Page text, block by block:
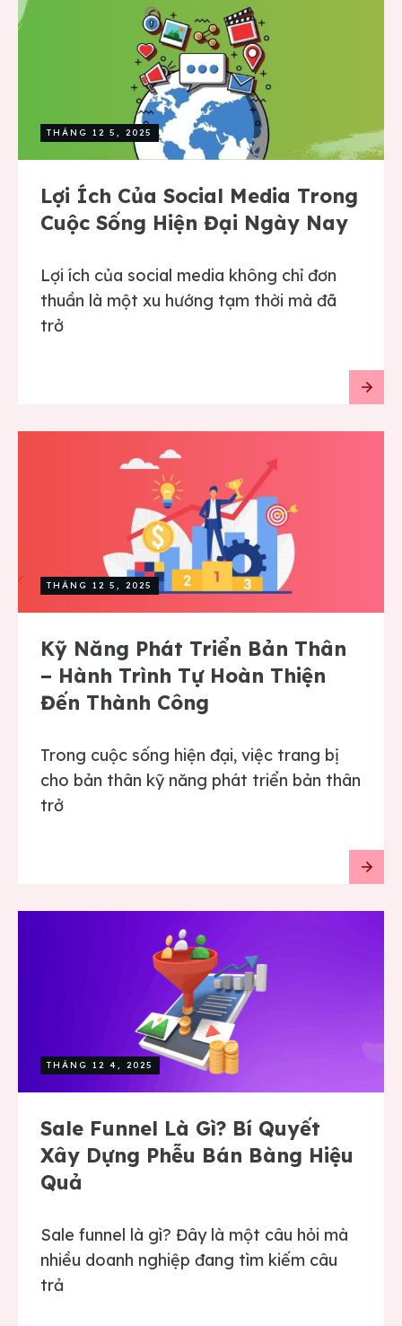
THÁNG 12 5, 2025
Lợi Ích Của Social Media Trong
Cuộc Sống Hiện Đại Ngày Nay
Lợi ích của social media không chỉ đơn
thuần là một xu hướng tạm thời mà đã
trở
THÁNG 12 5, 2025
Kỹ Năng Phát Triển Bản Thân
– Hành Trình Tự Hoàn Thiện
Đến Thành Công
Trong cuộc sống hiện đại, việc trang bị
cho bản thân kỹ năng phát triển bản thân
trở
THÁNG 12 4, 2025
Sale Funnel Là Gì? Bí Quyết
Xây Dựng Phễu Bán Bàng Hiệu
Quả
Sale funnel là gì? Đây là một câu hỏi mà
nhiều doanh nghiệp đang tìm kiếm câu
trả